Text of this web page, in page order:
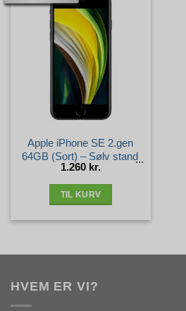
Apple iPhone SE 2.gen
64GB (Sort) – Sølv stand
1.260 kr.
TIL KURV
HVEM ER VI?